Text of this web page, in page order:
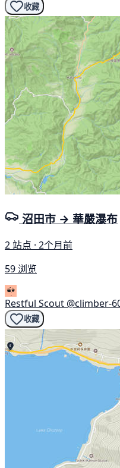
收藏
沼田市 → 華嚴瀑布
2 站点 · 2个月前
59 浏览
Restful Scout @climber-
收藏